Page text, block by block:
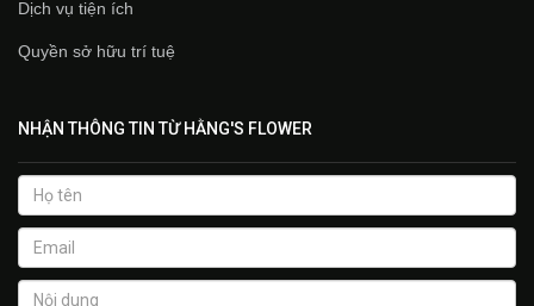
Dịch vụ tiện ích
Quyền sở hữu trí tuệ
NHẬN THÔNG TIN TỪ HẰNG'S FLOWER